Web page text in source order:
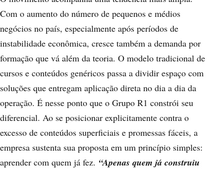
Com o aumento do número de pequenos e médios
negócios no país, especialmente após períodos de
instabilidade econômica, cresce também a demanda por
formação que vá além da teoria. O modelo tradicional de
cursos e conteúdos genéricos passa a dividir espaço com
soluções que entregam aplicação direta no dia a dia da
operação. É nesse ponto que o Grupo R1 constrói seu
diferencial. Ao se posicionar explicitamente contra o
excesso de conteúdos superficiais e promessas fáceis, a
empresa sustenta sua proposta em um princípio simples:
aprender com quem já fez. “Apenas quem já construiu